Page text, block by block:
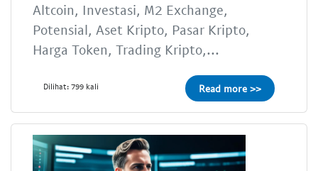
Altcoin, Investasi, M2 Exchange,
Potensial, Aset Kripto, Pasar Kripto,
Harga Token, Trading Kripto,...
Dilihat: 799 kali Read more >>